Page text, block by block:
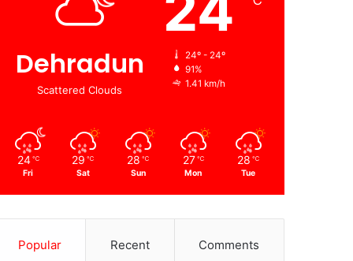
Dehradun
Scattered Clouds
24º - 24º
91%
1.41 km/h
24 ℃
Fri
29 ℃
Sat
28 ℃
Sun
27 ℃
Mon
28 ℃
Tue
Popular Recent Comments